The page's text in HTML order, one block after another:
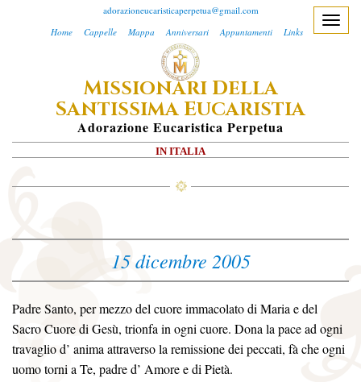
adorazioneucaristicaperpetua@gmail.com
Home
Cappelle Mappa Anniversari Appuntamenti Links
MISSIONARI DELLA
SANTISSIMA EUCARISTIA
ADorazione EUcaristica PErpetua
IN ITALIA
T
n
v
a
i
n
15 dicembre 2005
Padre Santo, per mezzo del cuore immacolato di Maria e del
Sacro Cuore di Gesù, trionfa in ogni cuore. Dona la pace ad ogni
travaglio d’ anima attraverso la remissione dei peccati, fà che ogni
uomo torni a Te, padre d’ Amore e di Pietà.